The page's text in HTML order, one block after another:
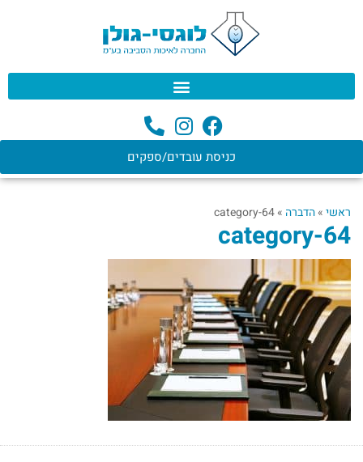
כניסת עובדים/ספקים
ראשי»הדברה »
category-64
category-64